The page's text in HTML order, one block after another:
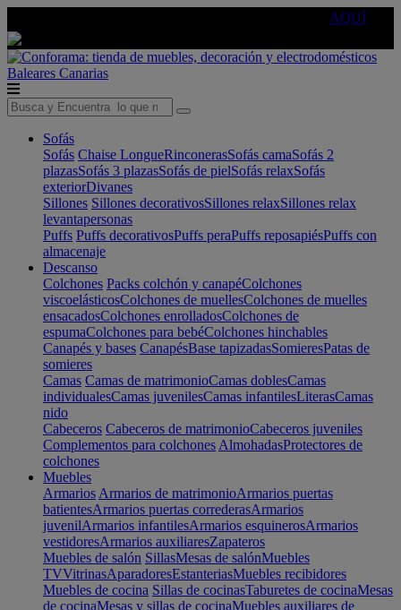
AQUÍ
Baleares Canarias
Sofás
Sofás Chaise LongueRinconerasSofás camaSofás 2
plazasSofás 3 plazasSofás de pielSofás relaxSofás
exteriorDivanes
Sillones Sillones decorativosSillones relaxSillones relax
levantapersonas
Puffs Puffs decorativosPuffs peraPuffs reposapiésPuffs con
almacenaje
Descanso
Colchones Packs colchón y canapéColchones
viscoelásticosColchones de muellesColchones de muelles
ensacadosColchones enrolladosColchones de
espumaColchones para bebéColchones hinchables
Canapés y bases CanapésBase tapizadasSomieresPatas de
somieres
Camas Camas de matrimonioCamas doblesCamas
individualesCamas juvenilesCamas infantilesLiterasCamas
nido
Cabeceros Cabeceros de matrimonioCabeceros juveniles
Complementos para colchones AlmohadasProtectores de
colchones
Muebles
Armarios Armarios de matrimonioArmarios puertas
batientesArmarios puertas correderasArmarios
juvenilArmarios infantilesArmarios esquinerosArmarios
vestidoresArmarios auxiliaresZapateros
Muebles de salón SillasMesas de salónMuebles
TVVitrinasAparadoresEstanteriasMuebles recibidores
Muebles de cocina Sillas de cocinasTaburetes de cocinaMesas
de cocinaMesas y sillas de cocinaMuebles auxiliares de